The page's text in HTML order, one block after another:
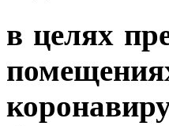
в целях